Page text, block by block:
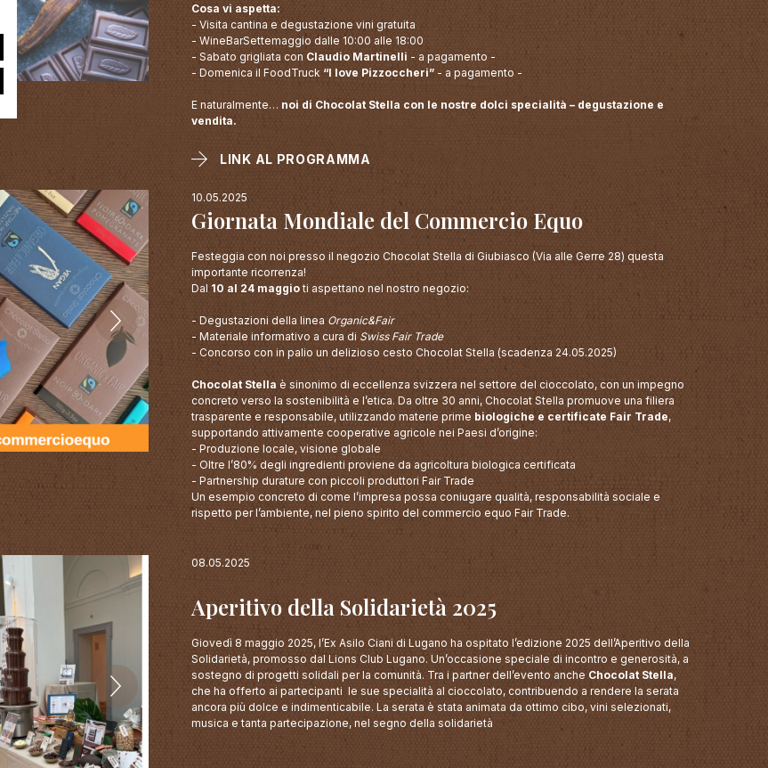
Cosa vi aspetta:
- Visita cantina e degustazione vini gratuita
- WineBarSettemaggio dalle 10:00 alle 18:00
- Sabato grigliata con Claudio Martinelli - a pagamento -
- Domenica il FoodTruck “I love Pizzoccheri” - a pagamento -
E naturalmente… noi di Chocolat Stella con le nostre dolci specialità – degustazione e
vendita.
LINK AL PROGRAMMA
10.05.2025
Giornata Mondiale del Commercio Equo
Festeggia con noi presso il negozio Chocolat Stella di Giubiasco (Via alle Gerre 28) questa
importante ricorrenza!
Dal10 al 24 maggioti aspettano nel nostro negozio:
- Degustazioni della linea Organic&Fair
- Materiale informativo a cura diSwiss Fair Trade
- Concorso con in palio un delizioso cesto Chocolat Stella (scadenza 24.05.2025)
Chocolat Stella è sinonimo di eccellenza svizzera nel settore del cioccolato, con un impegno
concreto verso la sostenibilità e l’etica. Da oltre 30 anni, Chocolat Stella promuove una filiera
trasparente e responsabile, utilizzando materie prime biologiche e certificate Fair Trade,
supportando attivamente cooperative agricole nei Paesi d’origine:
- Produzione locale, visione globale
- Oltre l’80% degli ingredienti proviene da agricoltura biologica certificata
- Partnership durature con piccoli produttori Fair Trade
Un esempio concreto di come l’impresa possa coniugare qualità, responsabilità sociale e
rispetto per l’ambiente, nel pieno spirito del commercio equo Fair Trade.
08.05.2025
Aperitivo della Solidarietà 2025
Giovedì 8 maggio 2025, l’Ex Asilo Ciani di Lugano ha ospitato l’edizione 2025 dell’Aperitivo della
Solidarietà, promosso dal Lions Club Lugano. Un’occasione speciale di incontro e generosità, a
sostegno di progetti solidali per la comunità. Tra i partner dell’evento ancheChocolat Stella,
che ha offerto ai partecipanti le sue specialità al cioccolato, contribuendo a rendere la serata
ancora più dolce e indimenticabile. La serata è stata animata da ottimo cibo, vini selezionati,
musica e tanta partecipazione, nel segno della solidarietà